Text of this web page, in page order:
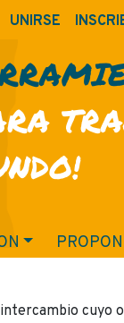
UNIRSE